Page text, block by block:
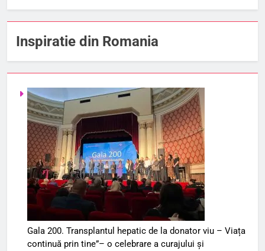
Inspiratie din Romania
Gala 200. Transplantul hepatic de la donator viu – Viața
continuă prin tine”– o celebrare a curajului și